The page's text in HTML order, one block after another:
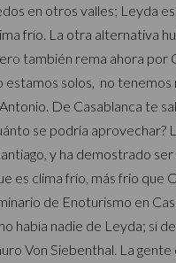
en otros valles; Leyda
frío. La otra alternativa
también rema ahora por
estamos solos, no tenemos
De Casablanca te
se podría aprovechar?
y ha demostrado ser
es clima frío, más frío que
de Enoturismo en
había nadie de Leyda; sí
Von Siebenthal. La gente